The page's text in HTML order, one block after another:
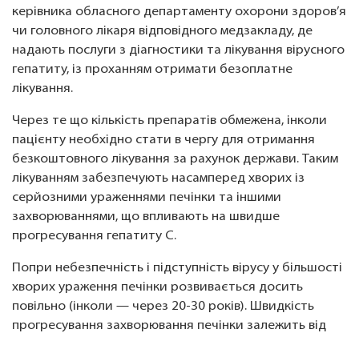
керівника обласного департаменту охорони здоров’я
чи головного лікаря відповідного медзакладу, де
надають послуги з діагностики та лікування вірусного
гепатиту, із проханням отримати безоплатне
лікування.
Через те що кількість препаратів обмежена, інколи
пацієнту необхідно стати в чергу для отримання
безкоштовного лікування за рахунок держави. Таким
лікуванням забезпечують насамперед хворих із
серйозними ураженнями печінки та іншими
захворюваннями, що впливають на швидше
прогресування гепатиту С.
Попри небезпечність і підступність вірусу у більшості
хворих ураження печінки розвивається досить
повільно (інколи — через 20-30 років). Швидкість
прогресування захворювання печінки залежить від